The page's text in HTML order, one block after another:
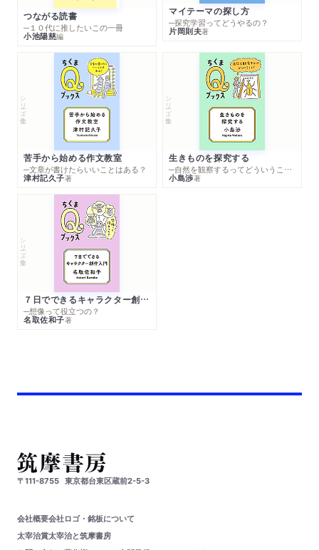
つながる読書
─１０代に推したいこの一冊
小池陽慈編
マイテーマの探し方
─探究学習ってどうやるの？
片岡則夫著
シリーズ・全集
苦手から始める作文教室
─文章が書けたらいいことはある？
津村記久子著
シリーズ・全集
生きものを探究する
─自然を観察するってどういうこと？
小島渉著
シリーズ・全集
７日でできるキャラクター創作入門
─想像って役立つの？
名取佐和子著
〒111-8755 東京都台東区蔵前2-5-3
会社概要会社ロゴ・銘板について
太宰治賞太宰治と筑摩書房